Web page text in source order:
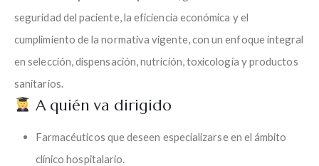
seguridad del paciente, la eficiencia económica y el
cumplimiento de la normativa vigente, con un enfoque integral
en selección, dispensación, nutrición, toxicología y productos
sanitarios.
A quién va dirigido
Farmacéuticos que deseen especializarse en el ámbito
clínico hospitalario.